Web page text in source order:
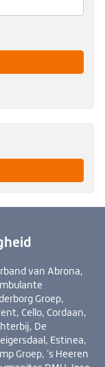
van Abrona,
Groep,
Cello, Cordaan,
De
Estinea,
Groep, ’s Heeren